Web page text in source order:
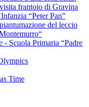
frantoio di Gravina
“Peter Pan”
del leccio
- Scuola Primaria “Padre
Time